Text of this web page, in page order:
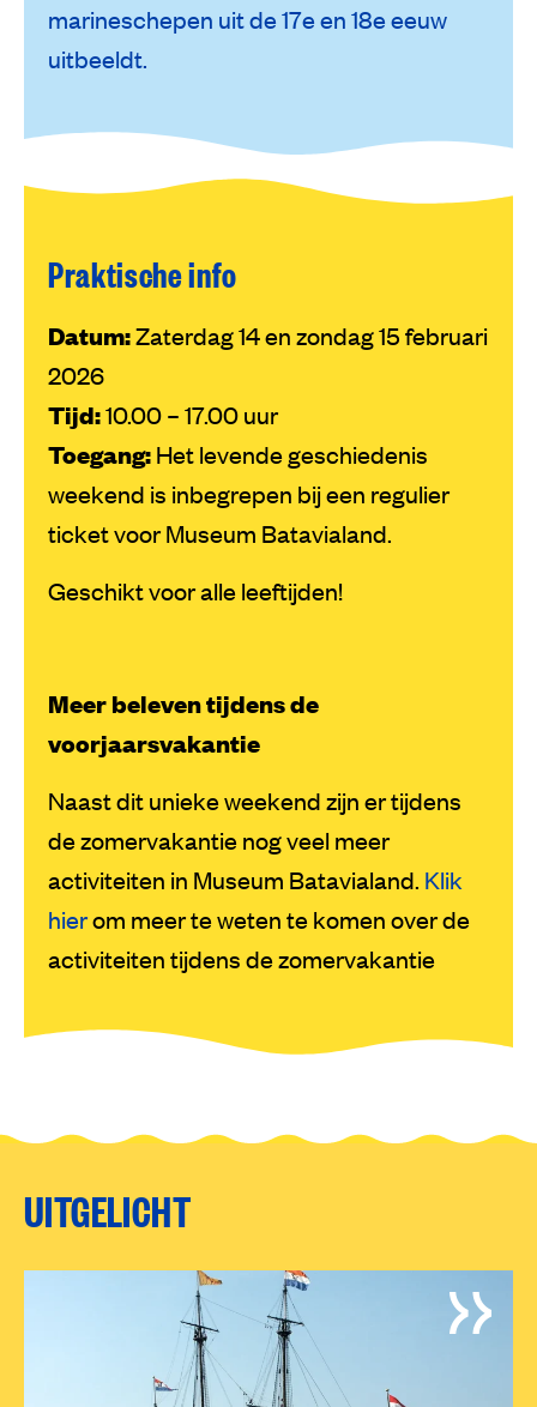
marineschepen uit de 17e en 18e eeuw
uitbeeldt.
Praktische info
Datum:Zaterdag 14 en zondag 15 februari
2026
Tijd:10.00 – 17.00 uur
Toegang:Het levende geschiedenis
weekend is inbegrepen bij een regulier
ticket voor Museum Batavialand.
Geschikt voor alle leeftijden!
Meer beleven tijdens de
voorjaarsvakantie
Naast dit unieke weekend zijn er tijdens
de zomervakantie nog veel meer
activiteiten in Museum Batavialand. Klik
hierom meer te weten te komen over de
activiteiten tijdens de zomervakantie
UITGELICHT